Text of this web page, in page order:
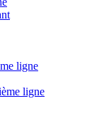
ligne
ligne